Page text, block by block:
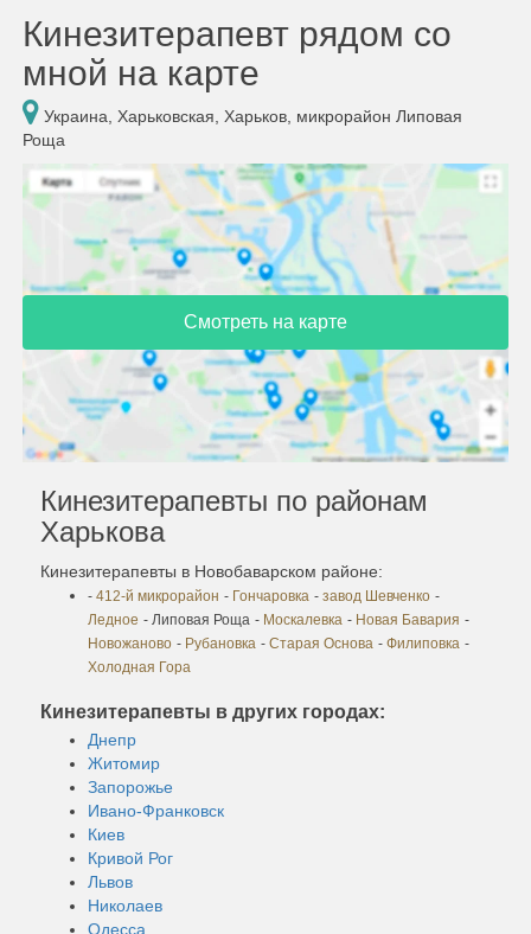
Кинезитерапевт рядом со
мной на карте
Украина, Харьковская, Харьков, микрорайон Липовая
Роща
Смотреть на карте
Кинезитерапевты по районам
Харькова
Кинезитерапевты в Новобаварском районе:
- 412-й микрорайон - Гончаровка - завод Шевченко -
Ледное - Липовая Роща - Москалевка - Новая Бавария -
Новожаново - Рубановка - Старая Основа - Филиповка -
Холодная Гора
Кинезитерапевты в других городах:
Днепр
Житомир
Запорожье
Ивано-Франковск
Киев
Кривой Рог
Львов
Николаев
Одесса